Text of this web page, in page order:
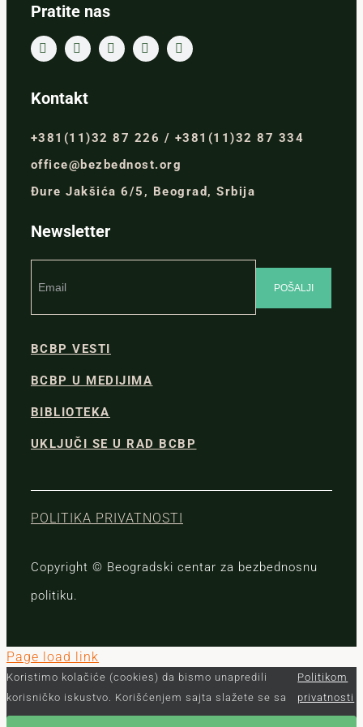
Pratite nas
Kontakt
+381(11)32 87 226 / +381(11)32 87 334
office@bezbednost.org
Đure Jakšića 6/5, Beograd, Srbija
Newsletter
BCBP VESTI
BCBP U MEDIJIMA
BIBLIOTEKA
UKLJUČI SE U RAD BCBP
POLITIKA PRIVATNOSTI
Copyright © Beogradski centar za bezbednosnu
politiku.
Page load link
Koristimo kolačiće (cookies) da bismo unapredili
korisničko iskustvo. Korišćenjem sajta slažete se sa
Politikom
privatnosti